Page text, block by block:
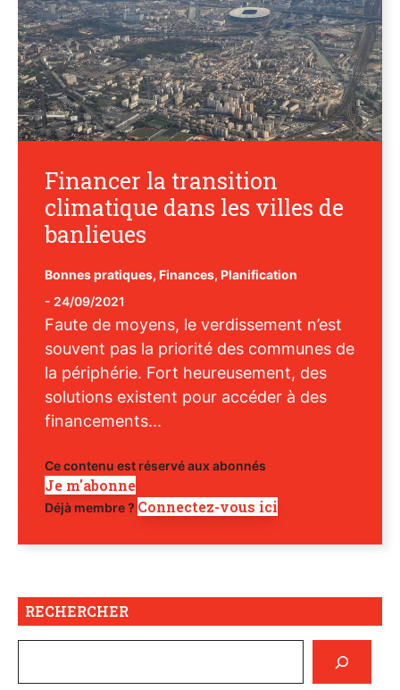
Financer la transition
climatique dans les villes de
banlieues
Bonnes pratiques, Finances, Planification
- 24/09/2021
Faute de moyens, le verdissement n’est
souvent pas la priorité des communes de
la périphérie. Fort heureusement, des
solutions existent pour accéder à des
financements...
Ce contenu est réservé aux abonnés
Je m'abonne
Déjà membre ? Connectez-vous ici
RECHERCHER